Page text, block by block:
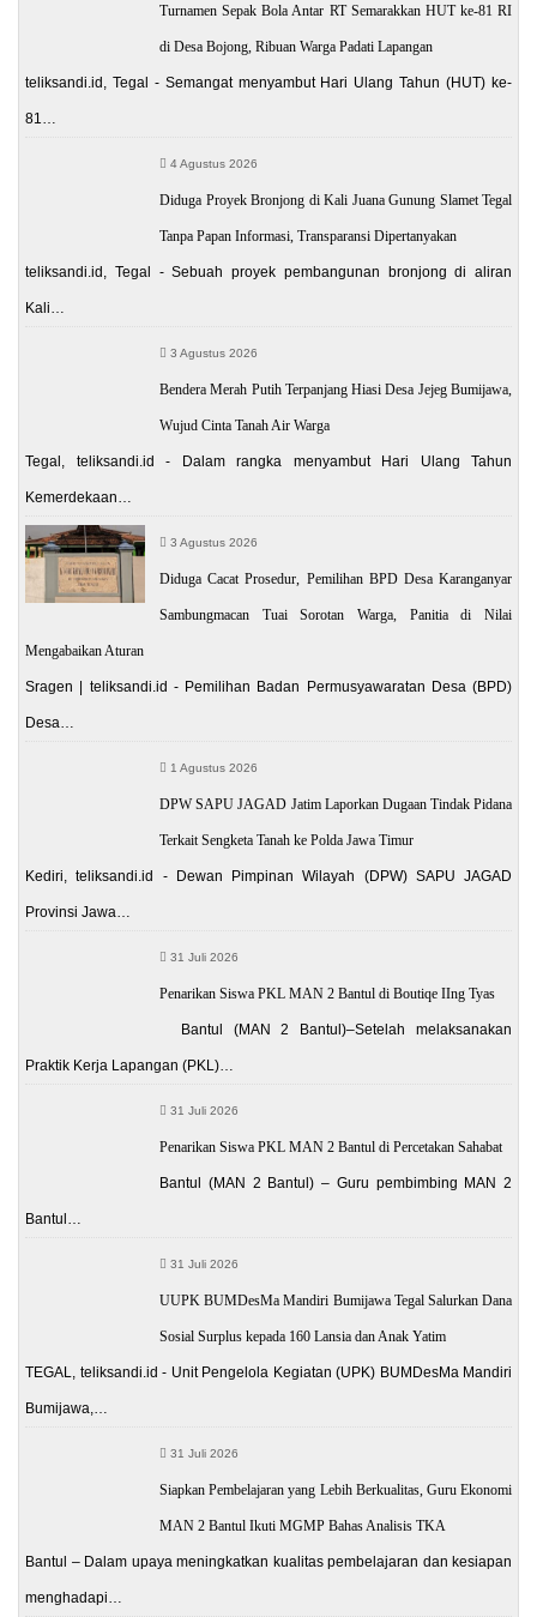
Turnamen Sepak Bola Antar RT Semarakkan HUT ke-81 RI
di Desa Bojong, Ribuan Warga Padati Lapangan
teliksandi.id, Tegal - Semangat menyambut Hari Ulang Tahun (HUT) ke-
81…
4 Agustus 2026
Diduga Proyek Bronjong di Kali Juana Gunung Slamet Tegal
Tanpa Papan Informasi, Transparansi Dipertanyakan
teliksandi.id, Tegal - Sebuah proyek pembangunan bronjong di aliran
Kali…
3 Agustus 2026
Bendera Merah Putih Terpanjang Hiasi Desa Jejeg Bumijawa,
Wujud Cinta Tanah Air Warga
Tegal, teliksandi.id - Dalam rangka menyambut Hari Ulang Tahun
Kemerdekaan…
3 Agustus 2026
Diduga Cacat Prosedur, Pemilihan BPD Desa Karanganyar
Sambungmacan Tuai Sorotan Warga, Panitia di Nilai
Mengabaikan Aturan
Sragen | teliksandi.id - Pemilihan Badan Permusyawaratan Desa (BPD)
Desa…
1 Agustus 2026
DPW SAPU JAGAD Jatim Laporkan Dugaan Tindak Pidana
Terkait Sengketa Tanah ke Polda Jawa Timur
Kediri, teliksandi.id - Dewan Pimpinan Wilayah (DPW) SAPU JAGAD
Provinsi Jawa…
31 Juli 2026
Penarikan Siswa PKL MAN 2 Bantul di Boutiqe IIng Tyas
Bantul (MAN 2 Bantul)–Setelah melaksanakan
Praktik Kerja Lapangan (PKL)…
31 Juli 2026
Penarikan Siswa PKL MAN 2 Bantul di Percetakan Sahabat
Bantul (MAN 2 Bantul) – Guru pembimbing MAN 2
Bantul…
31 Juli 2026
UUPK BUMDesMa Mandiri Bumijawa Tegal Salurkan Dana
Sosial Surplus kepada 160 Lansia dan Anak Yatim
TEGAL, teliksandi.id - Unit Pengelola Kegiatan (UPK) BUMDesMa Mandiri
Bumijawa,…
31 Juli 2026
Siapkan Pembelajaran yang Lebih Berkualitas, Guru Ekonomi
MAN 2 Bantul Ikuti MGMP Bahas Analisis TKA
Bantul – Dalam upaya meningkatkan kualitas pembelajaran dan kesiapan
menghadapi…